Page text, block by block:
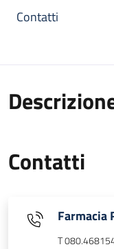
Contatti
Contatti
Farmacia
T